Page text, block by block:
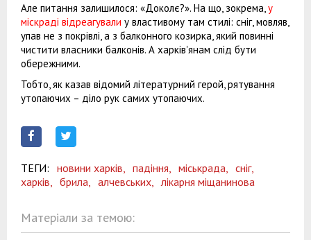
Але питання залишилося: «Доколє?». На що, зокрема, у
міскраді відреагували у властивому там стилі: сніг, мовляв,
упав не з покрівлі, а з балконного козирка, який повинні
чистити власники балконів. А харків'янам слід бути
обережними.
Тобто, як казав відомий літературний герой, рятування
утопаючих – діло рук самих утопаючих.
ТЕГИ: новини харків, падіння, міськрада,
сніг,
харків,
брила, алчевських, лікарня міщанинова
Матеріали за темою: